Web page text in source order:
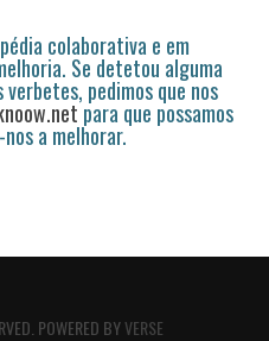
colaborativa e em
Se detetou alguma
pedimos que nos
para que possamos
a melhorar.
POWERED BYVERSE